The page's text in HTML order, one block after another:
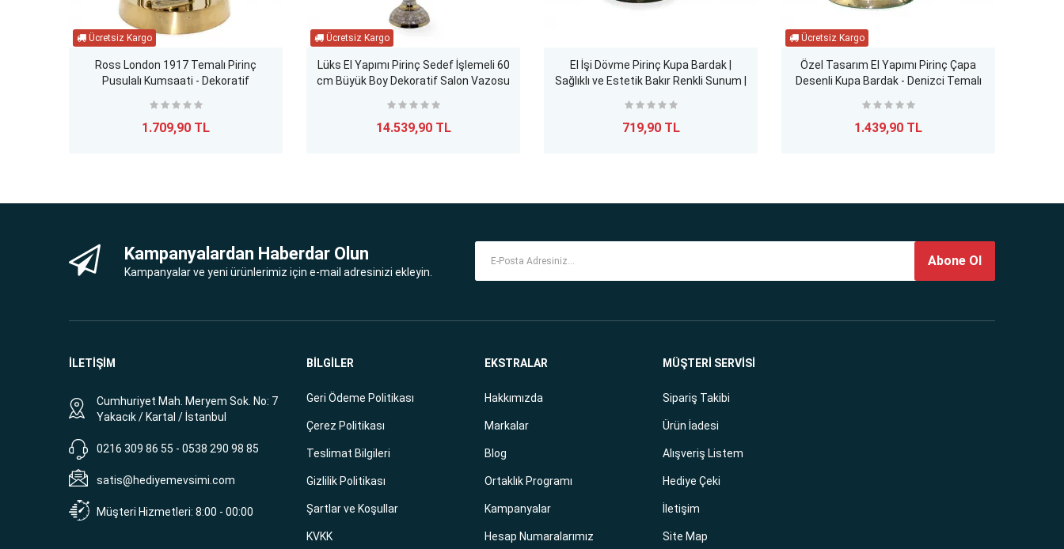
Ross London 1917 Temalı Pirinç
Pusulalı Kumsaati - Dekoratif
1.709,90 TL
Lüks El Yapımı Pirinç Sedef İşlemeli 60
cm Büyük Boy Dekoratif Salon Vazosu
14.539,90 TL
El İşi Dövme Pirinç Kupa Bardak |
Sağlıklı ve Estetik Bakır Renkli Sunum |
719,90 TL
Özel Tasarım El Yapımı Pirinç Çapa
Desenli Kupa Bardak - Denizci Temalı
1.439,90 TL
Kampanyalardan Haberdar Olun
Kampanyalar ve yeni ürünlerimiz için e-mail adresinizi ekleyin.
Abone Ol
İLETİŞİM
Cumhuriyet Mah. Meryem Sok. No: 7
Yakacık / Kartal / İstanbul
0216 309 86 55 - 0538 290 98 85
satis@hediyemevsimi.com
Müşteri Hizmetleri: 8:00 - 00:00
BİLGİLER
Geri Ödeme Politikası
Çerez Politikası
Teslimat Bilgileri
Gizlilik Politikası
Şartlar ve Koşullar
KVKK
EKSTRALAR
Hakkımızda
Markalar
Blog
Ortaklık Programı
Kampanyalar
Hesap Numaralarımız
MÜŞTERİ SERVİSİ
Sipariş Takibi
Ürün İadesi
Alışveriş Listem
Hediye Çeki
İletişim
Site Map